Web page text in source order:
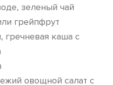
зеленый чай
грейпфрут
каша с
овощной салат с